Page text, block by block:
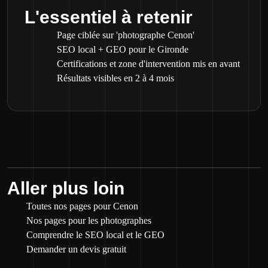
L'essentiel à retenir
Page ciblée sur 'photographe Cenon'
SEO local + GEO pour le Gironde
Certifications et zone d'intervention mis en avant
Résultats visibles en 2 à 4 mois
Aller plus loin
Toutes nos pages pour Cenon
Nos pages pour les photographes
Comprendre le SEO local et le GEO
Demander un devis gratuit